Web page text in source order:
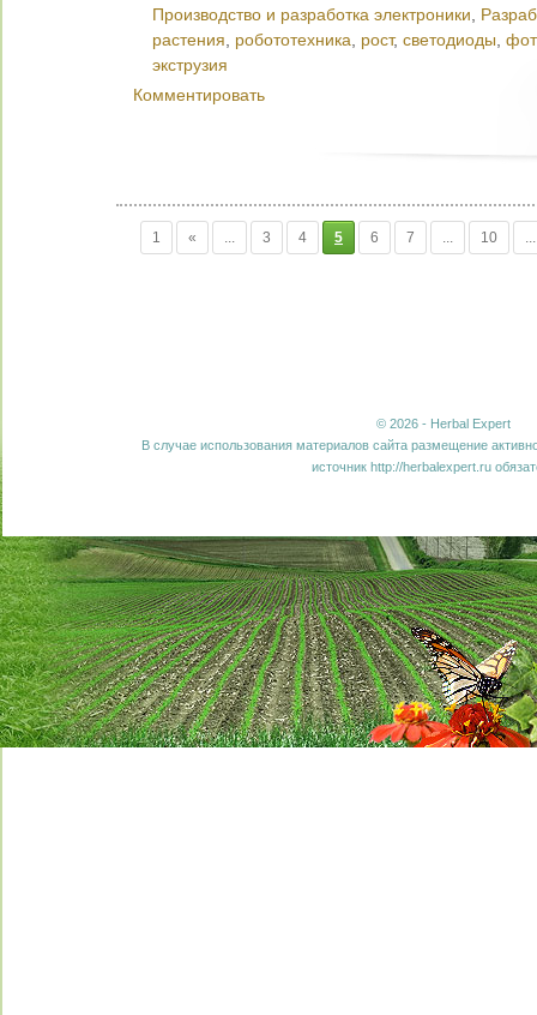
Производство и разработка электроники,
растения, робототехника, рост, светодиоды,
экструзия
Комментировать
1 « ... 3 4 5 6 7 ... 10 ...
© 2026 - Herbal Expert
В случае использования материалов сайта размещение
источник http://herbalexpert.ru